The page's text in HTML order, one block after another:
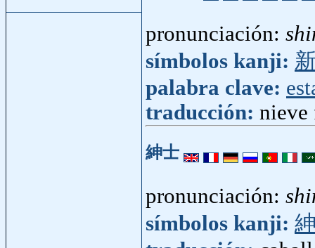
pronunciación:
símbolos kanji:
palabra clave:
traducción: nieve
紳士
pronunciación:
símbolos kanji: